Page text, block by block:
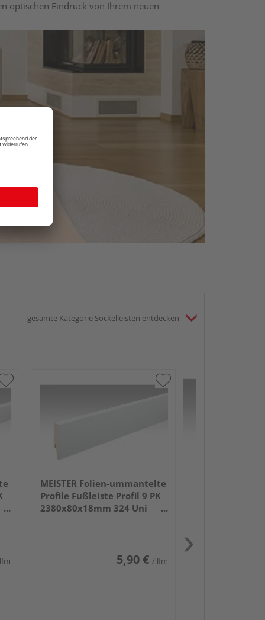
optischen Eindruck von Ihrem neuen
gesamte Kategorie Sockelleisten entdecken
MEISTER Folien-ummantelte
Profile Fußleiste Profil 9 PK
2380x80x18mm 324 Uni
5,90 € / lfm